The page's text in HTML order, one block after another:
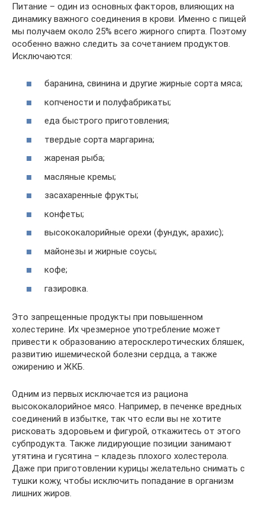
Питание – один из основных факторов, влияющих на
динамику важного соединения в крови. Именно с пищей
мы получаем около 25% всего жирного спирта. Поэтому
особенно важно следить за сочетанием продуктов.
Исключаются:
баранина, свинина и другие жирные сорта мяса;
копчености и полуфабрикаты;
еда быстрого приготовления;
твердые сорта маргарина;
жареная рыба;
масляные кремы;
засахаренные фрукты;
конфеты;
высококалорийные орехи (фундук, арахис);
майонезы и жирные соусы;
кофе;
газировка.
Это запрещенные продукты при повышенном
холестерине. Их чрезмерное употребление может
привести к образованию атеросклеротических бляшек,
развитию ишемической болезни сердца, а также
ожирению и ЖКБ.
Одним из первых исключается из рациона
высококалорийное мясо. Например, в печенке вредных
соединений в избытке, так что если вы не хотите
рисковать здоровьем и фигурой, откажитесь от этого
субпродукта. Также лидирующие позиции занимают
утятина и гусятина – кладезь плохого холестерола.
Даже при приготовлении курицы желательно снимать с
тушки кожу, чтобы исключить попадание в организм
лишних жиров.